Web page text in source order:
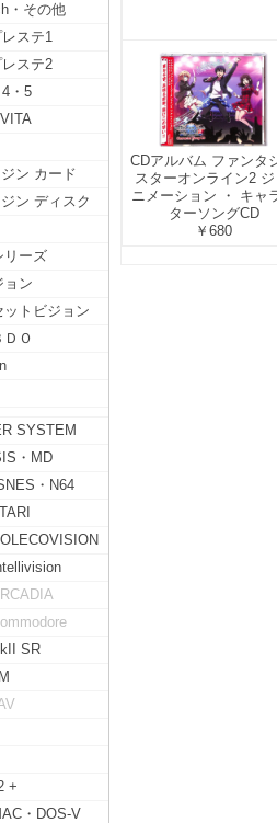
・その他
ステ1
ステ2
・5
ン カード
ン ディスク
リーズ
ョン
ットビジョン
ＤＯ
SYSTEM
・MD
・N64
SR
+
・DOS-V
CDアルバム ファンタ
スターオンライン2 ジ
ニメーション ・ キャ
ターソングCD
￥680